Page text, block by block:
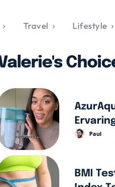
Travel Lifestyle
Paul
BMI